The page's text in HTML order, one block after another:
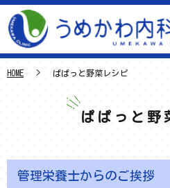
HOME ぱぱっと野菜レシピ
ぱぱっと野
管理栄養士からのご挨拶